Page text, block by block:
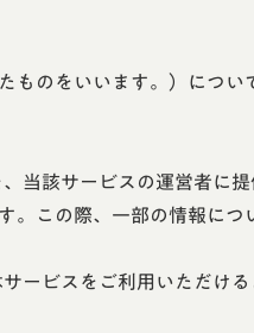
のをいいます。）につ
当該サービスの運営者に
この際、一部の情報に
ービスをご利用いただけ